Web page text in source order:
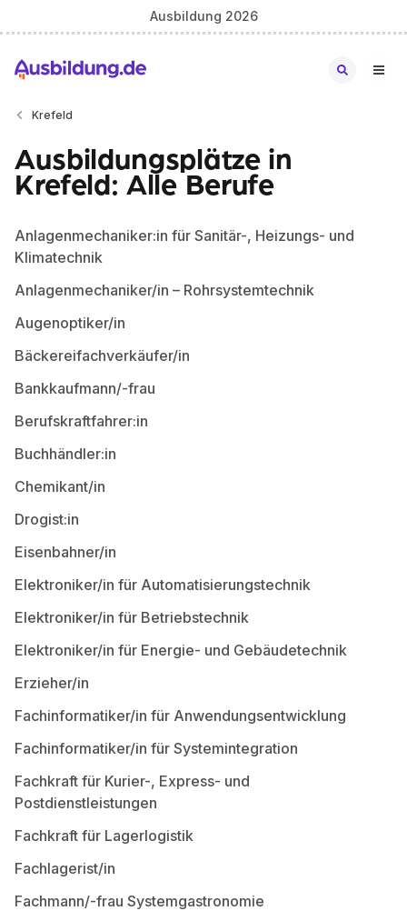
Ausbildung 2026
Krefeld
Ausbildungsplätze in
Krefeld: Alle Berufe
Anlagenmechaniker:in für Sanitär-, Heizungs- und
Klimatechnik
Anlagenmechaniker/in – Rohrsystemtechnik
Augenoptiker/in
Bäckereifachverkäufer/in
Bankkaufmann/-frau
Berufskraftfahrer:in
Buchhändler:in
Chemikant/in
Drogist:in
Eisenbahner/in
Elektroniker/in für Automatisierungstechnik
Elektroniker/in für Betriebstechnik
Elektroniker/in für Energie- und Gebäudetechnik
Erzieher/in
Fachinformatiker/in für Anwendungsentwicklung
Fachinformatiker/in für Systemintegration
Fachkraft für Kurier-, Express- und
Postdienstleistungen
Fachkraft für Lagerlogistik
Fachlagerist/in
Fachmann/-frau Systemgastronomie